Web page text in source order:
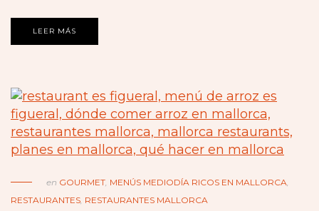
LEER MÁS
en GOURMET, MENÚS MEDIODÍA RICOS EN MALLORCA,
RESTAURANTES, RESTAURANTES MALLORCA